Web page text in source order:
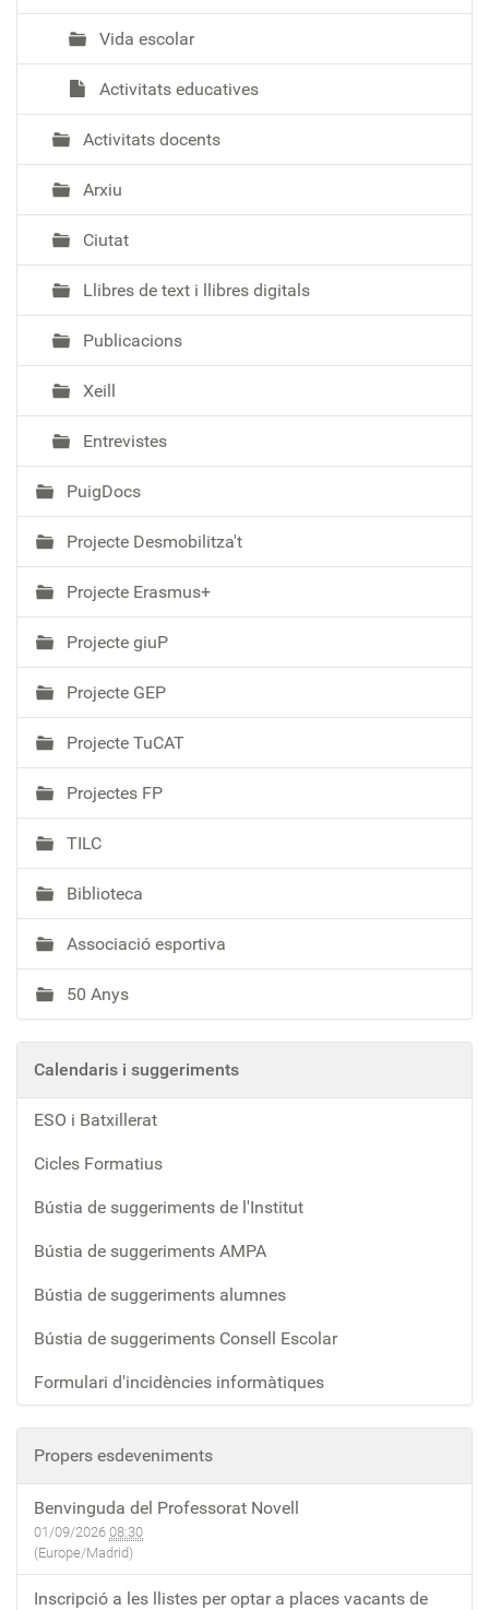
Vida escolar
Activitats educatives
Activitats docents
Arxiu
Ciutat
Llibres de text i llibres digitals
Publicacions
Xeill
Entrevistes
PuigDocs
Projecte Desmobilitza't
Projecte Erasmus+
Projecte giuP
Projecte GEP
Projecte TuCAT
Projectes FP
TILC
Biblioteca
Associació esportiva
50 Anys
Calendaris i suggeriments
ESO i Batxillerat
Cicles Formatius
Bústia de suggeriments de l'Institut
Bústia de suggeriments AMPA
Bústia de suggeriments alumnes
Bústia de suggeriments Consell Escolar
Formulari d'incidències informàtiques
Propers esdeveniments
Benvinguda del Professorat Novell
01/09/2026 08:30
(Europe/Madrid)
Inscripció a les llistes per optar a places vacants de